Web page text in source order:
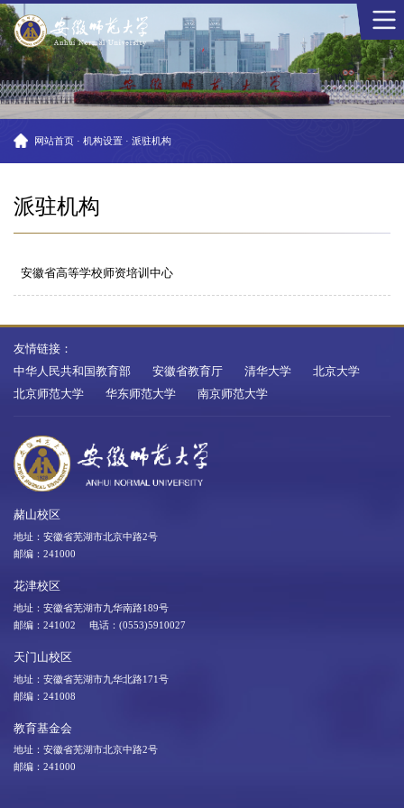
网站首页 · 机构设置 · 派驻机构
派驻机构
安徽省高等学校师资培训中心
友情链接：
中华人民共和国教育部
安徽省教育厅 清华大学
北京大学
北京师范大学
华东师范大学 南京师范大学
赭山校区
地址：安徽省芜湖市北京中路2号
邮编：241000
花津校区
地址：安徽省芜湖市九华南路189号
邮编：241002 电话：(0553)5910027
天门山校区
地址：安徽省芜湖市九华北路171号
邮编：241008
教育基金会
地址：安徽省芜湖市北京中路2号
邮编：241000